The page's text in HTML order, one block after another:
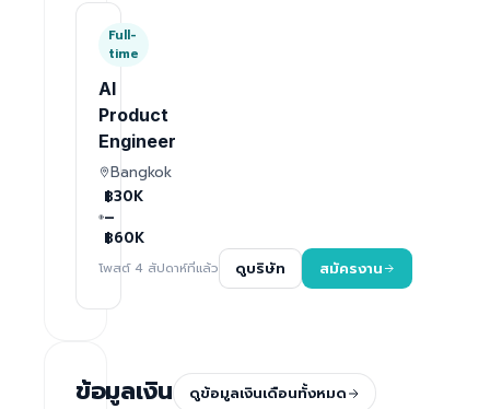
Full-
time
AI
Product
Engineer
Bangkok
฿30K
–
฿60K
โพสต์ 4 สัปดาห์ที่แล้ว ดูบริษัท สมัครงาน
ข้อมูลเงิน
ดูข้อมูลเงินเดือนทั้งหมด